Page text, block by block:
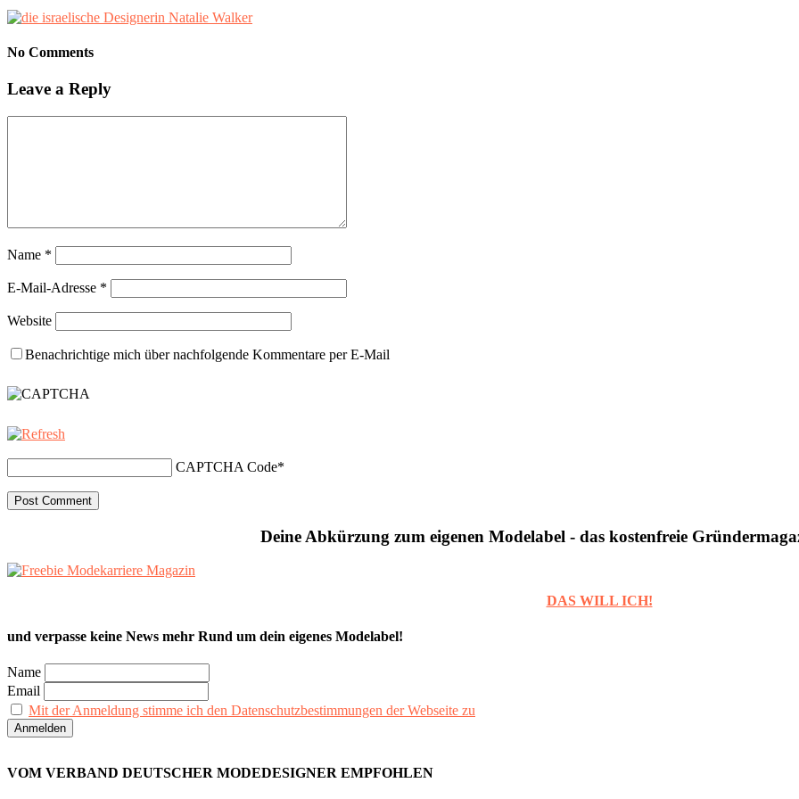
No Comments
Leave a Reply
Name *
E-Mail-Adresse *
Website
Benachrichtige mich über nachfolgende Kommentare per E-Mail
CAPTCHA Code*
Deine Abkürzung zum eigenen Modelabel - das kostenfreie
DAS WILL ICH!
und verpasse keine News mehr Rund um dein eigenes Modelabel!
Name
Email
Mit der Anmeldung stimme ich den Datenschutzbestimmungen der Webseite zu
VOM VERBAND DEUTSCHER MODEDESIGNER EMPFOHLEN